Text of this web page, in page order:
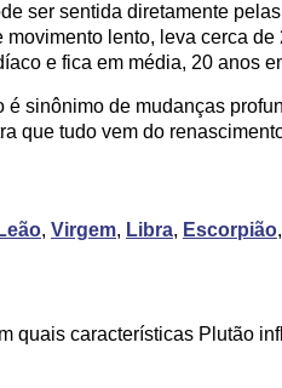
ser sentida diretamente
lento, leva cerca de
e fica em média, 20 anos
é sinônimo de mudanças
que tudo vem do
Leão, Virgem, Libra, Escorpião,
quais características Plutão